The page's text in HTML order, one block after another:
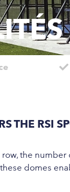
THE RSI
the
domes